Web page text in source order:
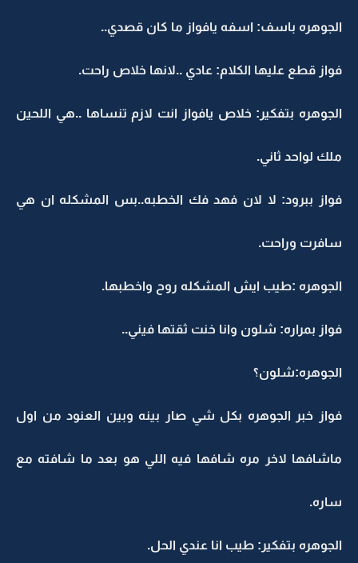
الجوهره باسف: اسفه يافواز ما كان قصدي..
فواز قطع عليها الكلام: عادي ..لانها خلاص راحت.
الجوهره بتفكير: خلاص يافواز انت لازم تنساها ..هي اللحين
ملك لواحد ثاني.
فواز ببرود: لا لان فهد فك الخطبه..بس المشكله ان هي
سافرت وراحت.
الجوهره :طيب ايش المشكله روح واخطبها.
فواز بمراره: شلون وانا خنت ثقتها فيني..
الجوهره:شلون؟
فواز خبر الجوهره بكل شي صار بينه وبين العنود من اول
ماشافها لاخر مره شافها فيه اللي هو بعد ما شافته مع
ساره.
الجوهره بتفكير: طيب انا عندي الحل.